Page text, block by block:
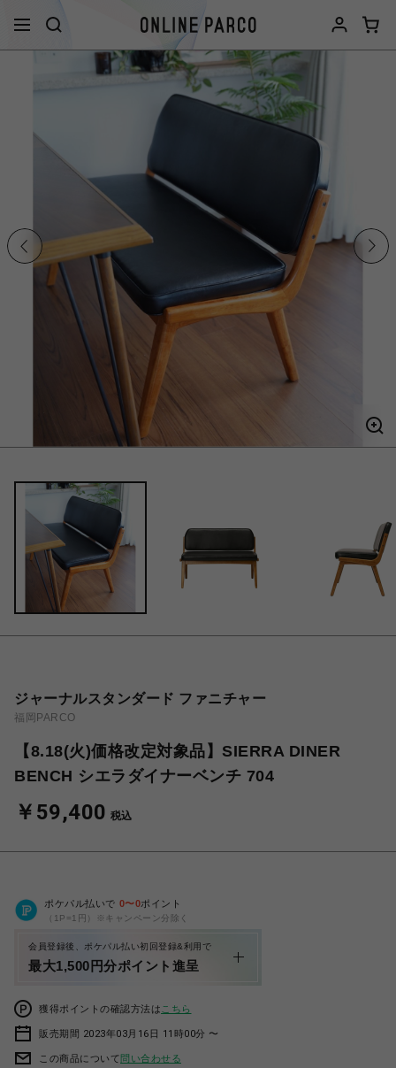
ジャーナルスタンダード ファニチャー
福岡PARCO
【8.18(火)価格改定対象品】SIERRA DINER
BENCH シエラダイナーベンチ 704
￥59,400 税込
ポケパル払いで 0〜0ポイント
（1P=1円）※キャンペーン分除く
会員登録後、ポケパル払い初回登録&利用で
最大1,500円分ポイント進呈
獲得ポイントの確認方法は こちら
販売期間 2023年03月16日 11時00分 〜
この商品について問い合わせる